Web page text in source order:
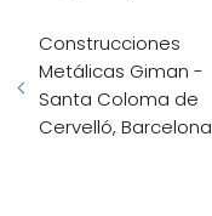
Construcciones
Metálicas Giman -
Santa Coloma de
Cervelló, Barcelona